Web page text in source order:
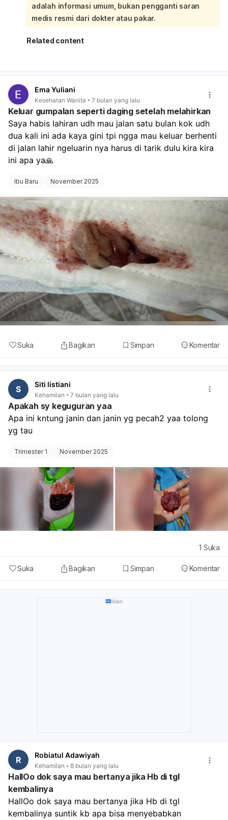
Aqua (Water),Glycerin,Ethylhexyl Palmitate, dan
Propylene Glycoladalah bahan umum yang berfungsi
sebagai pelarut, pelembap, dan emolien.
CI 77891 (Titanium Dioxide)
yang efektif untuk melembapkan kulit. Meskipun
bergantung pada formulasi keseluruhan, konsentrasi
masing-masing bahan, dan yang terpenting,
kesesuaian dengan jenis dan kondisi kulit Anda. Seperti
yang disebutkan, "selalu periksa kandungan produk
untuk memastikan kesesuaian dengan kondisi kulit"
dan "penting untuk menyesuaikan dengan jenis kulit
dan hasil akhir yang diinginkan". Jika Anda memiliki
kulit sensitif atau kekhawatiran tertentu, disarankan
untuk melakukan patch test terlebih dahulu atau
adalah informasi umum, bukan pengganti saran
medis resmi dari dokter atau pakar.
Related content
Ema Yuliani
Kesehatan Wanita 7 bulan yang lalu
Keluar gumpalan seperti daging setelah melahirkan
Saya habis lahiran udh mau jalan satu bulan kok udh
dua kali ini ada kaya gini tpi ngga mau keluar berhenti
di jalan lahir ngeluarin nya harus di tarik dulu kira kira
ini apa ya🙏
Ibu Baru November 2025
Suka Bagikan Simpan Komentar
S Siti listiani
Kehamilan 7 bulan yang lalu
Apakah sy keguguran yaa
Apa ini kntung janin dan janin yg pecah2 yaa tolong
yg tau
Trimester 1 November 2025
Suka Bagikan Simpan Komentar
1 Suka
Iklan
R Robiatul Adawiyah
Kehamilan 8 bulan yang lalu
HallOo dok saya mau bertanya jika Hb di tgl
kembalinya
HallOo dok saya mau bertanya jika Hb di tgl
kembalinya suntik kb apa bisa menyebabkan